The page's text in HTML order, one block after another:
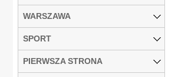
WARSZAWA
SPORT
PIERWSZA STRONA